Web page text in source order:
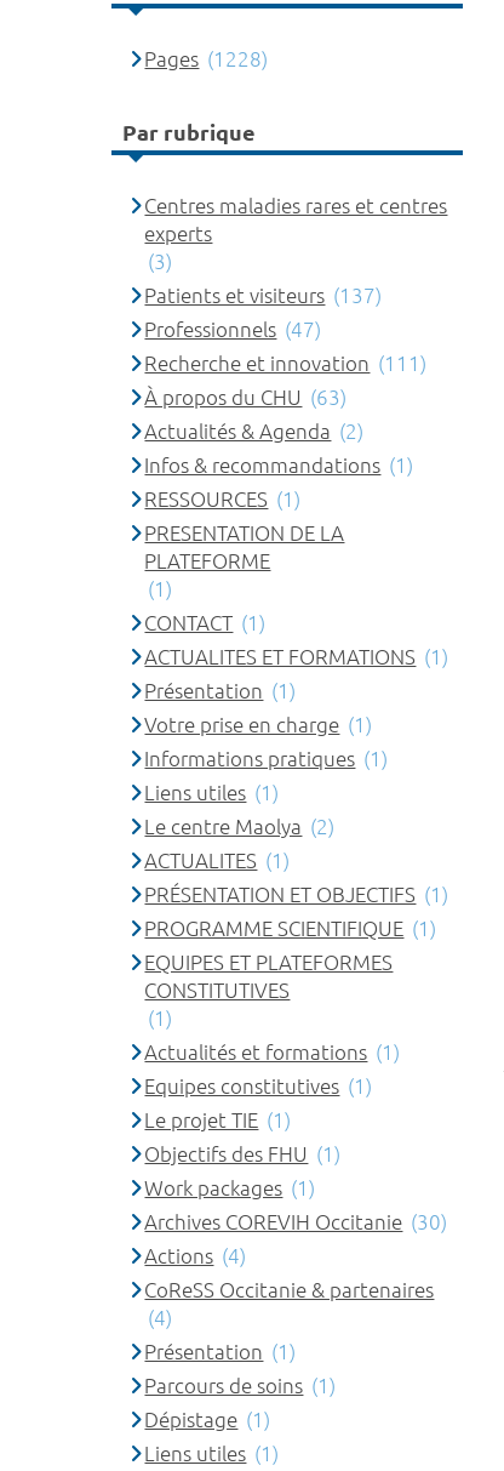
Pages (1228)
Par rubrique
Centres maladies rares et centres
experts
(3)
Patients et visiteurs (137)
Professionnels (47)
Recherche et innovation (111)
À propos du CHU (63)
Actualités & Agenda (2)
Infos & recommandations (1)
RESSOURCES (1)
PRESENTATION DE LA
PLATEFORME
(1)
CONTACT (1)
ACTUALITES ET FORMATIONS (1)
Présentation (1)
Votre prise en charge (1)
Informations pratiques (1)
Liens utiles (1)
Le centre Maolya (2)
ACTUALITES (1)
PRÉSENTATION ET OBJECTIFS (1)
PROGRAMME SCIENTIFIQUE (1)
EQUIPES ET PLATEFORMES
CONSTITUTIVES
(1)
Actualités et formations (1)
Equipes constitutives (1)
Le projet TIE (1)
Objectifs des FHU (1)
Work packages (1)
Archives COREVIH Occitanie (30)
Actions (4)
CoReSS Occitanie & partenaires
(4)
Présentation (1)
Parcours de soins (1)
Dépistage (1)
Liens utiles (1)